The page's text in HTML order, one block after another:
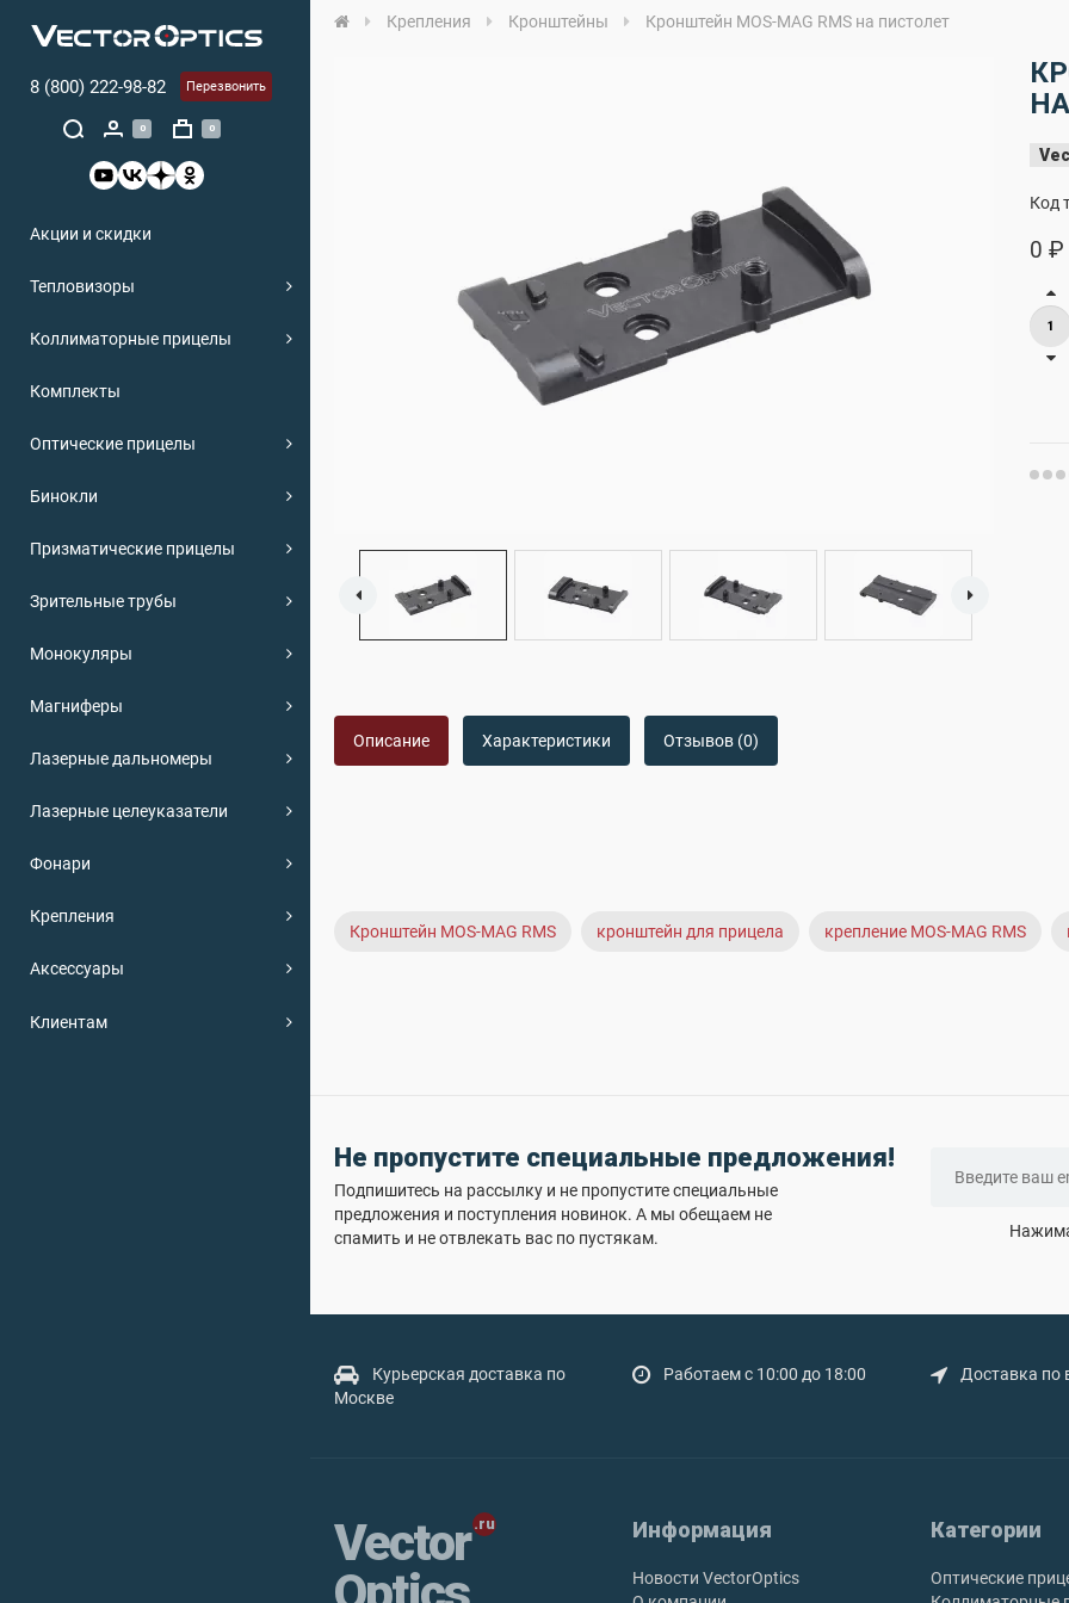
8 (800) 222-98-82 Перезвонить
0 0
Акции и скидки
Тепловизоры
Коллиматорные прицелы
Комплекты
Оптические прицелы
Бинокли
Призматические прицелы
Зрительные трубы
Монокуляры
Магниферы
Лазерные дальномеры
Лазерные целеуказатели
Фонари
Крепления
Аксессуары
Клиентам
Крепления Кронштейны Кронштейн MOS-MAG RMS на пистолет
Код
0 ₽
Описание Характеристики Отзывов (0)
Кронштейн MOS-MAG RMS кронштейн для прицела крепление MOS-MAG RMS
Не пропустите специальные предложения!
Подпишитесь на рассылку и не пропустите специальные
предложения и поступления новинок. А мы обещаем не
спамить и не отвлекать вас по пустякам.
Курьерская доставка по
Москве
Работаем с 10:00 до 18:00 Доставка по
Vector
Информация
Новости VectorOptics
Категории
Оптические